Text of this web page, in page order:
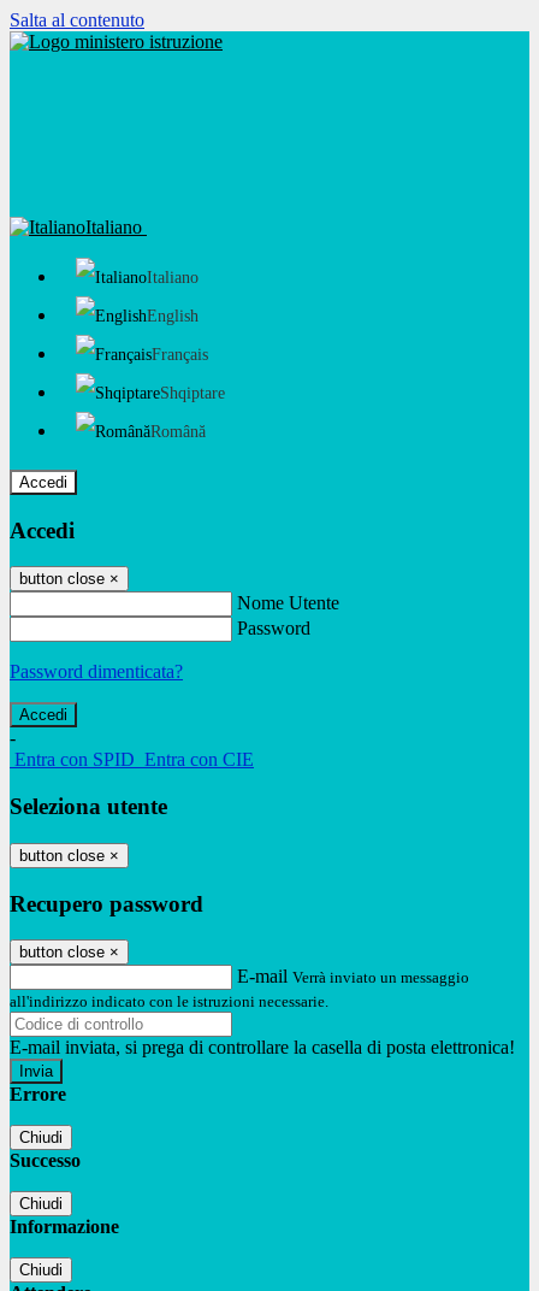
Salta al contenuto
Italiano
Italiano
English
Français
Shqiptare
Română
Accedi
Accedi
button close ×
Nome Utente
Password
Password dimenticata?
-
Entra con SPID Entra con CIE
Seleziona utente
button close ×
Recupero password
button close ×
E-mail Verrà inviato un messaggio
all'indirizzo indicato con le istruzioni necessarie.
E-mail inviata, si prega di controllare la casella di posta elettronica!
Errore
Chiudi
Successo
Chiudi
Informazione
Chiudi